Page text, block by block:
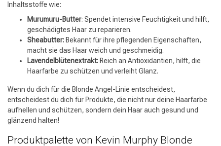
Inhaltsstoffe wie:
Murumuru-Butter: Spendet intensive Feuchtigkeit und hilft,
geschädigtes Haar zu reparieren.
Sheabutter:Bekannt für ihre pflegenden Eigenschaften,
macht sie das Haar weich und geschmeidig.
Lavendelblütenextrakt:Reich an Antioxidantien, hilft, die
Haarfarbe zu schützen und verleiht Glanz.
Wenn du dich für die Blonde Angel-Linie entscheidest,
entscheidest du dich für Produkte, die nicht nur deine Haarfarbe
aufhellen und schützen, sondern dein Haar auch gesund und
glänzend halten!
Produktpalette von Kevin Murphy Blonde